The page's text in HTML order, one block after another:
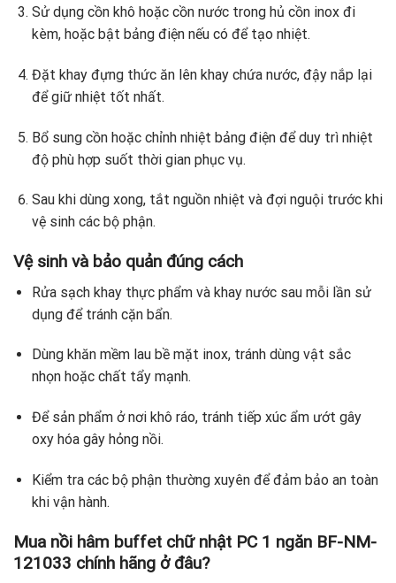
Sử dụng cồn khô hoặc cồn nước trong hủ cồn inox đi
kèm, hoặc bật bảng điện nếu có để tạo nhiệt.
Đặt khay đựng thức ăn lên khay chứa nước, đậy nắp lại
để giữ nhiệt tốt nhất.
Bổ sung cồn hoặc chỉnh nhiệt bảng điện để duy trì nhiệt
độ phù hợp suốt thời gian phục vụ.
Sau khi dùng xong, tắt nguồn nhiệt và đợi nguội trước khi
vệ sinh các bộ phận.
Vệ sinh và bảo quản đúng cách
Rửa sạch khay thực phẩm và khay nước sau mỗi lần sử
dụng để tránh cặn bẩn.
Dùng khăn mềm lau bề mặt inox, tránh dùng vật sắc
nhọn hoặc chất tẩy mạnh.
Để sản phẩm ở nơi khô ráo, tránh tiếp xúc ẩm ướt gây
oxy hóa gây hỏng nồi.
Kiểm tra các bộ phận thường xuyên để đảm bảo an toàn
khi vận hành.
Mua nồi hâm buffet chữ nhật PC 1 ngăn BF-NM-
121033 chính hãng ở đâu?